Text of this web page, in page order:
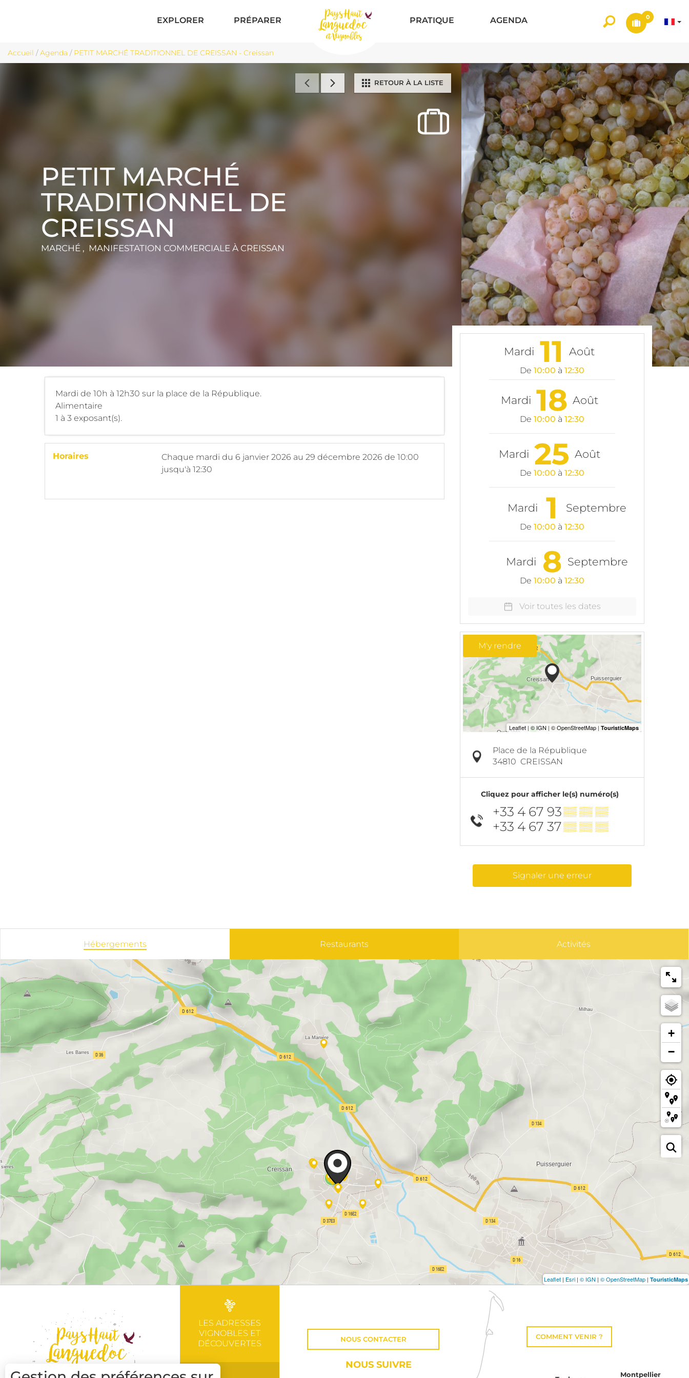
EXPLORER PRÉPARER PRATIQUE AGENDA 0
Accueil /Agenda / PETIT MARCHÉ TRADITIONNEL DE CREISSAN - Creissan
RETOUR À LA LISTE
PETIT MARCHÉ
TRADITIONNEL DE
CREISSAN
MARCHÉ , MANIFESTATION COMMERCIALE À CREISSAN
Mardi de 10h à 12h30 sur la place de la République.
Alimentaire
1 à 3 exposant(s).
Horaires Chaque mardi du 6 janvier 2026 au 29 décembre 2026 de 10:00
jusqu'à 12:30
Mardi 11 Août
De 10:00 à 12:30
Mardi 18 Août
De 10:00 à 12:30
Mardi 25 Août
De 10:00 à 12:30
Mardi 1 Septembre
De 10:00 à 12:30
Mardi 8 Septembre
De 10:00 à 12:30
Voir toutes les dates
M'y rendre
Place de la République
34810 CREISSAN
Cliquez pour afficher le(s) numéro(s)
+33 4 67 93▒▒ ▒▒ ▒▒
+33 4 67 37▒▒ ▒▒ ▒▒
Signaler une erreur
Hébergements Restaurants Activités
+
−
Leaflet | Esri | © IGN | © OpenStreetMap | TouristicMaps
LES ADRESSES
VIGNOBLES ET
DÉCOUVERTES
NOUS CONTACTER
NOUS SUIVRE
COMMENT VENIR ?
Montpellier